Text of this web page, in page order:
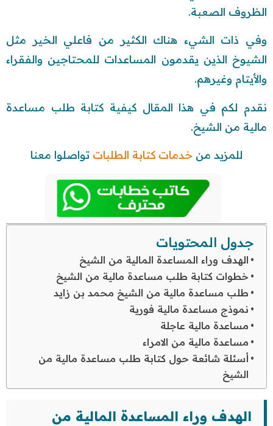
الظروف الصعبة.
وفي ذات الشيء هناك الكثير من فاعلي الخير مثل
الشيوخ الذين يقدمون المساعدات للمحتاجين والفقراء
والأيتام وغيرهم.
نقدم لكم في هذا المقال كيفية كتابة طلب مساعدة
مالية من الشيخ.
للمزيد من خدمات كتابة الطلبات تواصلوا معنا
جدول المحتويات
الهدف وراء المساعدة المالية من الشيخ
خطوات كتابة طلب مساعدة مالية من الشيخ
طلب مساعدة مالية من الشيخ محمد بن زايد
نموذج مساعدة مالية فورية
مساعدة مالية عاجلة
مساعدة مالية من الامراء
أسئلة شائعة حول كتابة طلب مساعدة مالية من
الشيخ
الهدف وراء المساعدة المالية من